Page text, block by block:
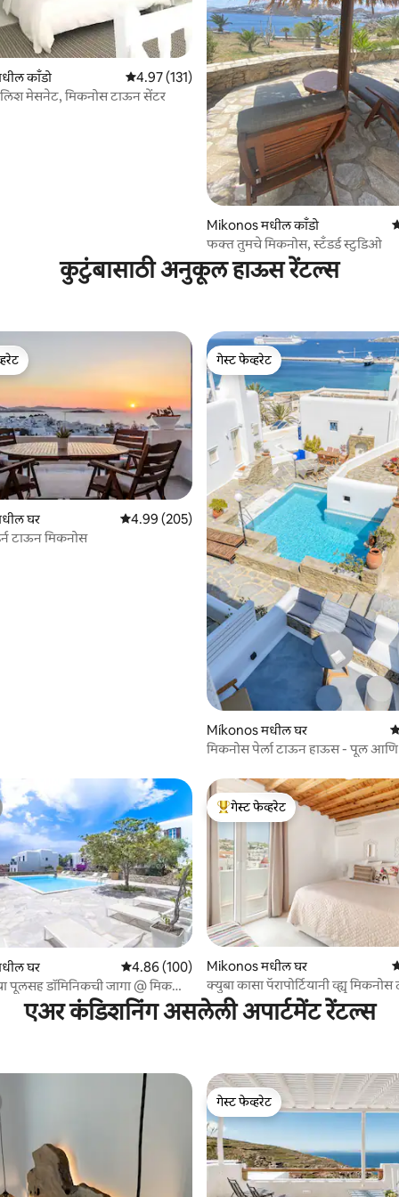
रिव्ह्यूज
काँडो 5 पैकी 4.97 सरासरी रेटिंग, 131 रिव्ह्यूज
4.97 (131)
मेसनेट, मिकनोस टाऊन सेंटर
Mikonos मधील काँडो
फक्त तुमचे मिकनोस, स्टँडर्ड स्टुडिओ
कुटुंबासाठी अनुकूल हाऊस रेंटल्स
घर 5 पैकी 4.99 सरासरी रेटिंग, 205 रिव्ह्यूज
4.99 (205)
टाऊन मिकनोस
गेस्ट फेव्हरेट
गेस्ट फेव्हरेट
Míkonos मधील घर 5
मिकनोस पेर्ला टाऊन हाऊस - पूल आणि
रिव्ह्यूज
घर 5 पैकी 4.86 सरासरी रेटिंग, 100 रिव्ह्यूज
4.86 (100)
डॉमिनिकची जागा @ मिकनोस
टॉप गेस्ट फेव्हरेट
गेस्ट फेव्हरेट
Mikonos मधील घर
क्युबा कासा पॅरापोर्टियानी व्ह्यू
एअर कंडिशनिंग असलेली अपार्टमेंट रेंटल्स
गेस्ट फेव्हरेट
गेस्ट फेव्हरेट